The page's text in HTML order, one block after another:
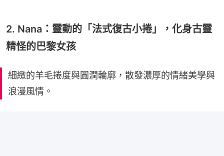
2. Nana：靈動的「法式復古小捲」，化身古靈
精怪的巴黎女孩
細緻的羊毛捲度與圓潤輪廓，散發濃厚的情緒美學與
浪漫風情。